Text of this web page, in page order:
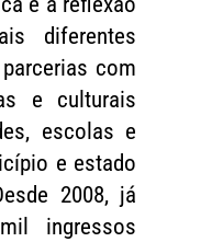
diferentes
com
e culturais
escolas e
e estado
2008, já
ingressos